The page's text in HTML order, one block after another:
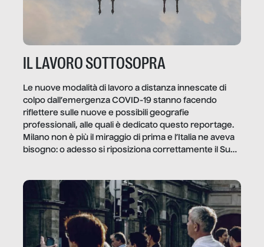
IL LAVORO SOTTOSOPRA
Le nuove modalità di lavoro a distanza innescate di
colpo dall’emergenza COVID-19 stanno facendo
riflettere sulle nuove e possibili geografie
professionali, alle quali è dedicato questo reportage.
Milano non è più il miraggio di prima e l’Italia ne aveva
bisogno: o adesso si riposiziona correttamente il Sud